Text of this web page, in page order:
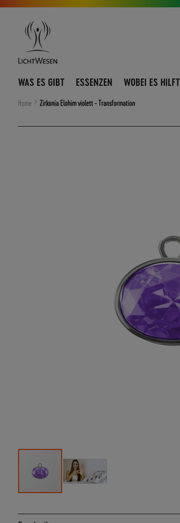
Direkt
zum
Navigation
umschalten
WAS ES GIBT ESSENZEN WOBEI ES HILFT
Home Zirkonia Elohim violett - Transformation
der